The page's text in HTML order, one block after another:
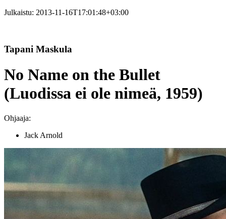
Julkaistu: 2013-11-16T17:01:48+03:00
Tapani Maskula
No Name on the Bullet
(Luodissa ei ole nimeä, 1959)
Ohjaaja:
Jack Arnold